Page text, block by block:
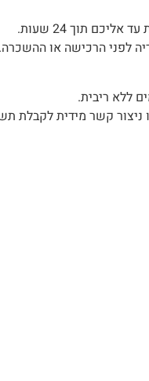
תוך 24 שעות.
לפני הרכישה או
ניצור קשר מידית לקבלת